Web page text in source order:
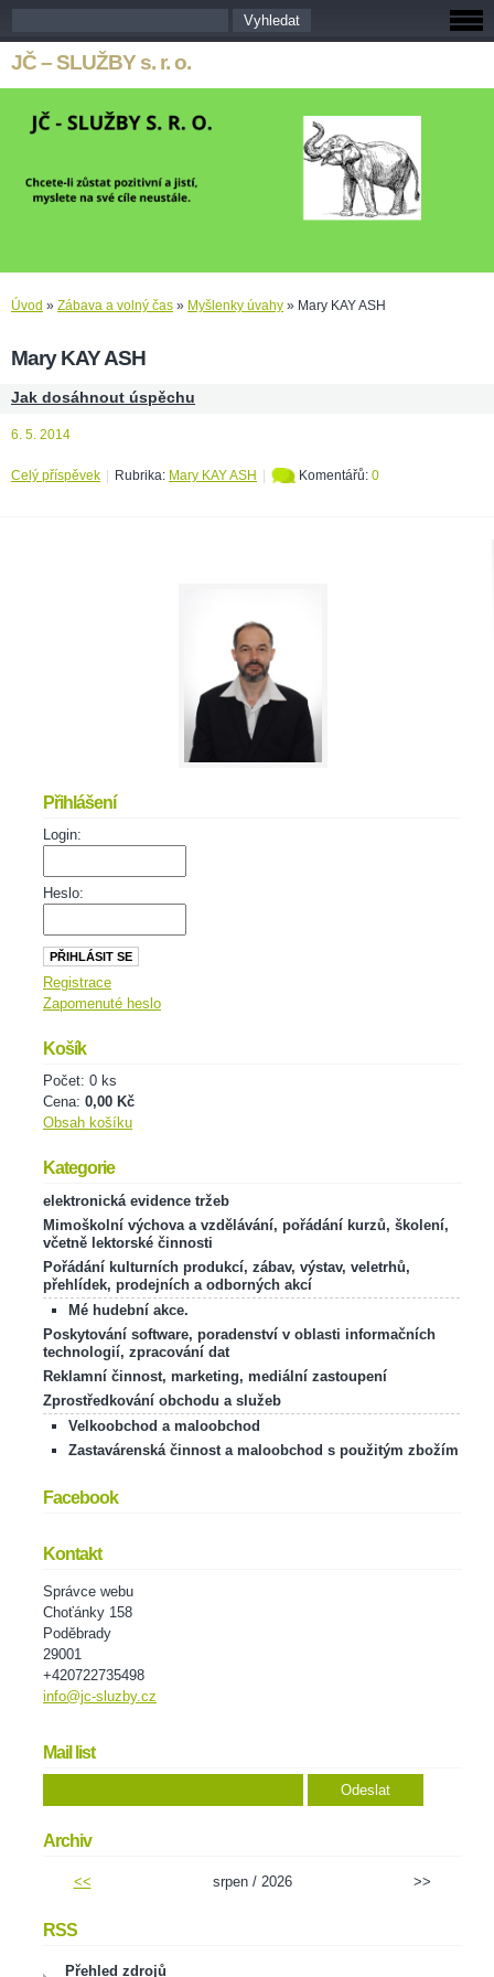
JČ – SLUŽBY s. r. o.
Úvod » Zábava a volný čas » Myšlenky úvahy » Mary KAY ASH
Mary KAY ASH
Jak dosáhnout úspěchu
6. 5. 2014
Celý příspěvek Rubrika: Mary KAY ASH Komentářů: 0
Přihlášení
Login:
Heslo:
Registrace
Zapomenuté heslo
Košík
Počet: 0 ks
Cena: 0,00 Kč
Obsah košíku
Kategorie
elektronická evidence tržeb
Mimoškolní výchova a vzdělávání, pořádání kurzů, školení,
včetně lektorské činnosti
Pořádání kulturních produkcí, zábav, výstav, veletrhů,
přehlídek, prodejních a odborných akcí
Mé hudební akce.
Poskytování software, poradenství v oblasti informačních
technologií, zpracování dat
Reklamní činnost, marketing, mediální zastoupení
Zprostředkování obchodu a služeb
Velkoobchod a maloobchod
Zastavárenská činnost a maloobchod s použitým zbožím
Facebook
Kontakt
Správce webu
Choťánky 158
Poděbrady
29001
+420722735498
info@jc-sluzby.cz
Mail list
Archiv
<< srpen / 2026 >>
RSS
Přehled zdrojů